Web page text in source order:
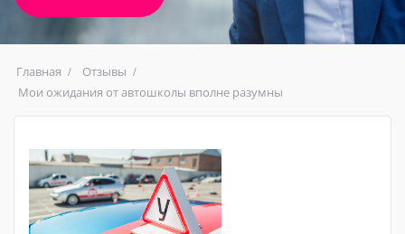
Главная
Отзывы
Мои ожидания от автошколы вполне разумны